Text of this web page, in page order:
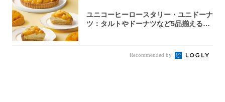
ユニコーヒーロースタリー・ユニドーナ
ツ：タルトやドーナツなど5品揃える
Recommended by